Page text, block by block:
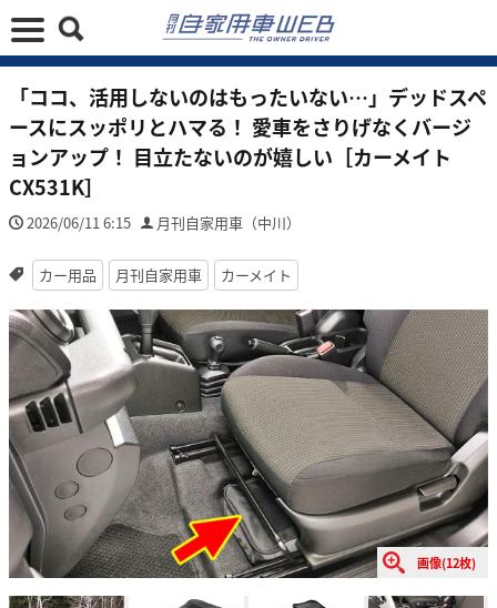
「ココ、活用しないのはもったいない…」デッドスペ
ースにスッポリとハマる！ 愛車をさりげなくバージ
ョンアップ！ 目立たないのが嬉しい［カーメイト
CX531K］
2026/06/11 6:15 月刊自家用車（中川）
カー用品 月刊自家用車 カーメイト
画像(12枚)